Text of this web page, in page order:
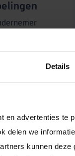
Details
en advertenties te
delen we
kunnen
,